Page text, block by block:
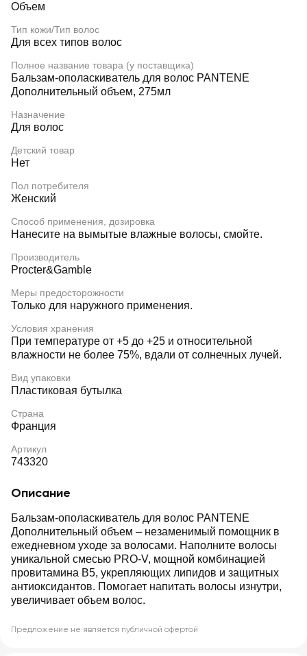
Объем
Тип кожи/Тип волос
Для всех типов волос
Полное название товара (у поставщика)
Бальзам-ополаскиватель для волос PANTENE
Дополнительный объем, 275мл
Назначение
Для волос
Детский товар
Нет
Пол потребителя
Женский
Способ применения, дозировка
Нанесите на вымытые влажные волосы, смойте.
Производитель
Procter&Gamble
Меры предосторожности
Только для наружного применения.
Условия хранения
При температуре от +5 до +25 и относительной
влажности не более 75%, вдали от солнечных лучей.
Вид упаковки
Пластиковая бутылка
Страна
Франция
Артикул
743320
Описание
Бальзам-ополаскиватель для волос PANTENE
Дополнительный объем – незаменимый помощник в
ежедневном уходе за волосами. Наполните волосы
уникальной смесью PRO-V, мощной комбинацией
провитамина B5, укрепляющих липидов и защитных
антиоксидантов. Помогает напитать волосы изнутри,
увеличивает объем волос.
Предложение не является публичной офертой